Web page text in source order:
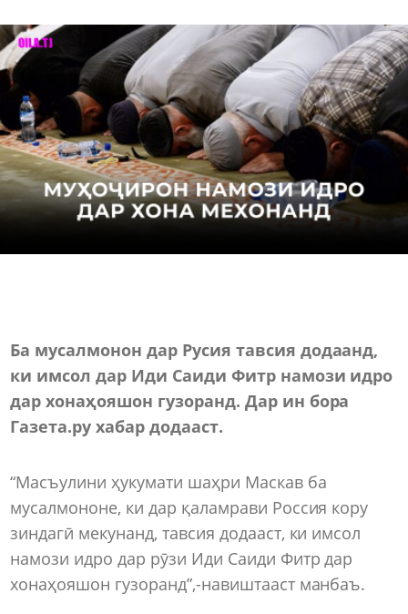
Ба мусалмонон дар Русия тавсия додаанд,
ки имсол дар Иди Саиди Фитр намози идро
дар хонаҳояшон гузоранд. Дар ин бора
Газета.ру хабар додааст.
“Масъулини ҳукумати шаҳри Маскав ба
мусалмононе, ки дар қаламрави Россия кору
зиндагӣ мекунанд, тавсия додааст, ки имсол
намози идро дар рӯзи Иди Саиди Фитр дар
хонаҳояшон гузоранд”,-навиштааст манбаъ.